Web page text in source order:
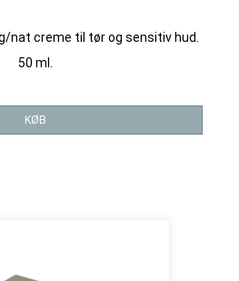
nat creme til tør og sensitiv hud.
50 ml.
KØB